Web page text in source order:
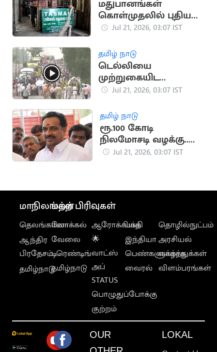
மதுபானங்கள்
கொள்முதலில் புதிய
நடைமுறை -
அதிரடி
Jul 21, 2026, 03:07 IST
தமிழ் நாடு
டெல்லியை
முற்றுகையிட
விவசாயிகள் ஆயத்தம்
Jul 21, 2026, 03:07 IST
தமிழ் நாடு
ரூ.100 கோடி
நிலமோசடி வழக்கு..
எம்.ஆர்.விஜயபாசகர்
Jul 21, 2026, 03:07 IST
மாநிலங்கள்
தெலங்கானா
ஆந்திர
பிரதேசம்
தமிழ்நாடு
மற்ற பிரிவுகள்
லோக்கல்
வேலை
டிரெண்டிங்
தமிழ்நாடு
ஆரோக்கியம்
🌟
வாட்ஸ்
அப்
STATUS
பொழுதுப்போக்கு
குற்றம்
பக்தி
இந்தியா
பெண்களுக்காக
வைரல்
தொழில்நுட்பம்
அரசியல்
வாழ்த்துக்கள்
விளம்பரங்கள்
OUR
LOKAL